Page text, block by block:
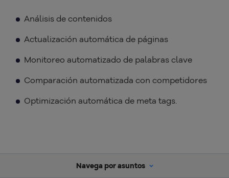
Análisis de contenidos
Actualización automática de páginas
Monitoreo automatizado de palabras clave
Comparación automatizada con competidores
Optimización automática de meta tags.
Navega por asuntos